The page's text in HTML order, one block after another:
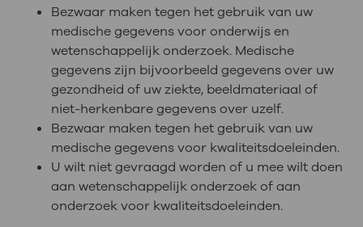
Bezwaar maken tegen het gebruik van uw
medische gegevens voor onderwijs en
wetenschappelijk onderzoek. Medische
gegevens zijn bijvoorbeeld gegevens over uw
gezondheid of uw ziekte, beeldmateriaal of
niet-herkenbare gegevens over uzelf.
Bezwaar maken tegen het gebruik van uw
medische gegevens voor kwaliteitsdoeleinden.
U wilt niet gevraagd worden of u mee wilt doen
aan wetenschappelijk onderzoek of aan
onderzoek voor kwaliteitsdoeleinden.